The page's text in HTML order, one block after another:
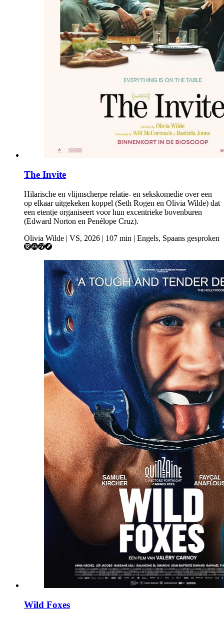
The Invite
Hilarische en vlijmscherpe relatie- en sekskomedie over een
op elkaar uitgekeken koppel (Seth Rogen en Olivia Wilde) dat
een etentje organiseert voor hun excentrieke bovenburen
(Edward Norton en Penélope Cruz).
Olivia Wilde | VS, 2026 | 107 min | Engels, Spaans gesproken
Wild Foxes